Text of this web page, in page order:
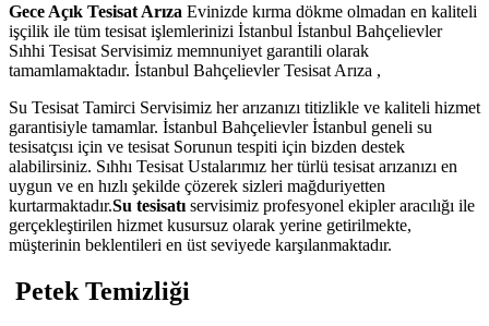
Gece Açık Tesisat Arıza Evinizde kırma dökme olmadan en kaliteli
işçilik ile tüm tesisat işlemlerinizi İstanbul İstanbul Bahçelievler
Sıhhi Tesisat Servisimiz memnuniyet garantili olarak
tamamlamaktadır. İstanbul Bahçelievler Tesisat Arıza ,
Su Tesisat Tamirci Servisimiz her arızanızı titizlikle ve kaliteli hizmet
garantisiyle tamamlar. İstanbul Bahçelievler İstanbul geneli su
tesisatçısı için ve tesisat Sorunun tespiti için bizden destek
alabilirsiniz. Sıhhı Tesisat Ustalarımız her türlü tesisat arızanızı en
uygun ve en hızlı şekilde çözerek sizleri mağduriyetten
kurtarmaktadır.Su tesisatı servisimiz profesyonel ekipler aracılığı ile
gerçekleştirilen hizmet kusursuz olarak yerine getirilmekte,
müşterinin beklentileri en üst seviyede karşılanmaktadır.
Petek Temizliği